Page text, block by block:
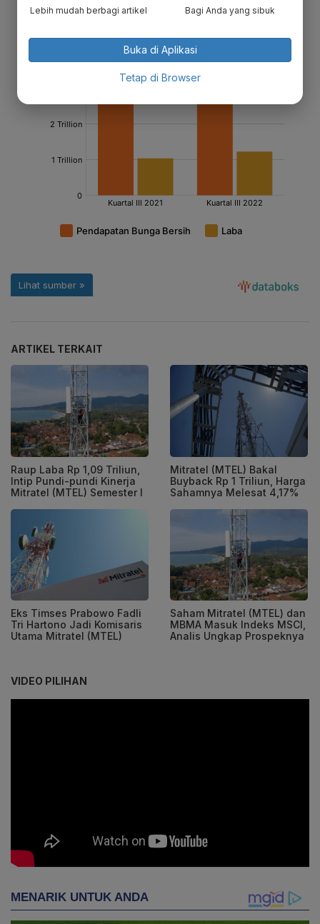
ARTIKEL TERKAIT
Raup Laba Rp 1,09 Triliun,
Intip Pundi-pundi Kinerja
Mitratel (MTEL) Semester I
Mitratel (MTEL) Bakal
Buyback Rp 1 Triliun, Harga
Sahamnya Melesat 4,17%
Eks Timses Prabowo Fadli
Tri Hartono Jadi Komisaris
Utama Mitratel (MTEL)
Saham Mitratel (MTEL) dan
MBMA Masuk Indeks MSCI,
Analis Ungkap Prospeknya
VIDEO PILIHAN
Lebih mudah berbagi artikel Bagi Anda yang sibuk
Buka di Aplikasi
Tetap di Browser